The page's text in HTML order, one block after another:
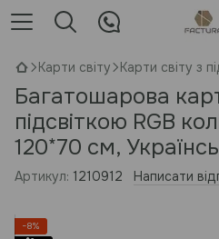
Карти світу Карти світу з
Багатошарова
підсвіткою RGB
120*70 см,
Артикул: 1210912 Написати
−8%